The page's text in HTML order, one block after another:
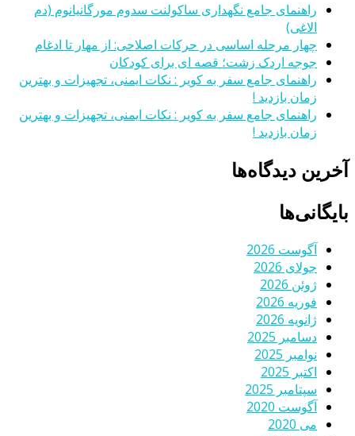
راهنمای جامع نگهداری ساکولنت سدوم مورگانیانوم (دم
الاغی)
چهار مرحله اساسی در حرکات اصلاحی: از مهار تا ادغام
جوجه اردک زشت؛ قصه ای برای کودکان
راهنمای جامع سفر به کویر : نکات ایمنی، تجهیزات و بهترین
زمان بازدید !
راهنمای جامع سفر به کویر : نکات ایمنی، تجهیزات و بهترین
زمان بازدید !
آخرین دیدگاه‌ها
بایگانی‌ها
آگوست 2026
جولای 2026
ژوئن 2026
فوریه 2026
ژانویه 2026
دسامبر 2025
نوامبر 2025
اکتبر 2025
سپتامبر 2025
آگوست 2020
می 2020